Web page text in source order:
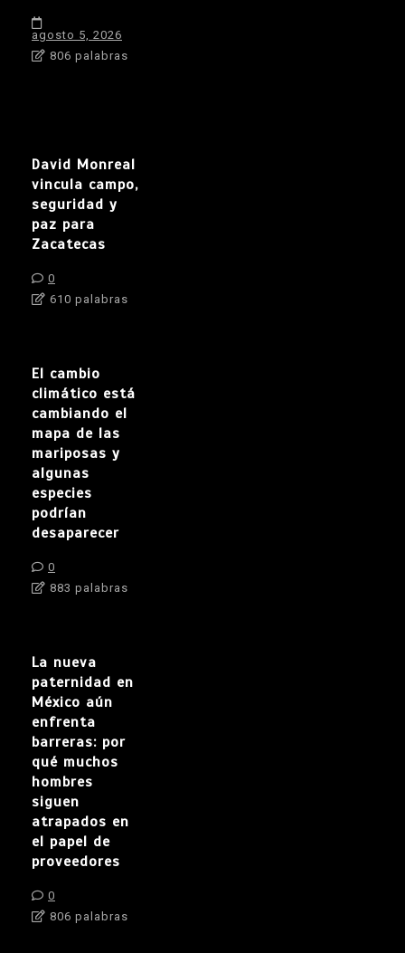
agosto 5, 2026
806 palabras
David Monreal
vincula campo,
seguridad y
paz para
Zacatecas
0
610 palabras
El cambio
climático está
cambiando el
mapa de las
mariposas y
algunas
especies
podrían
desaparecer
0
883 palabras
La nueva
paternidad en
México aún
enfrenta
barreras: por
qué muchos
hombres
siguen
atrapados en
el papel de
proveedores
0
806 palabras